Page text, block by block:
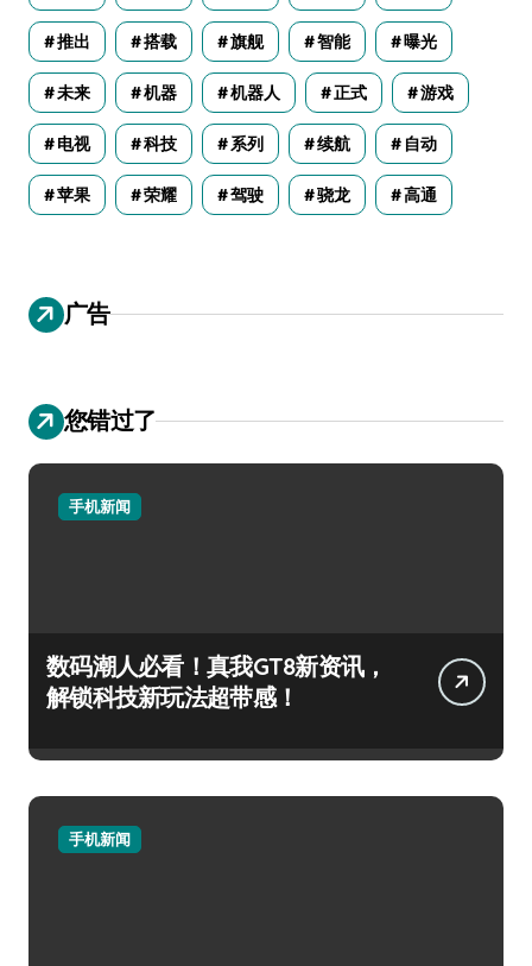
推出 搭载 旗舰 智能 曝光
未来 机器 机器人 正式 游戏
电视 科技 系列 续航 自动
苹果 荣耀 驾驶 骁龙 高通
广告
您错过了
手机新闻
数码潮人必看！真我GT8新资讯，
解锁科技新玩法超带感！
手机新闻